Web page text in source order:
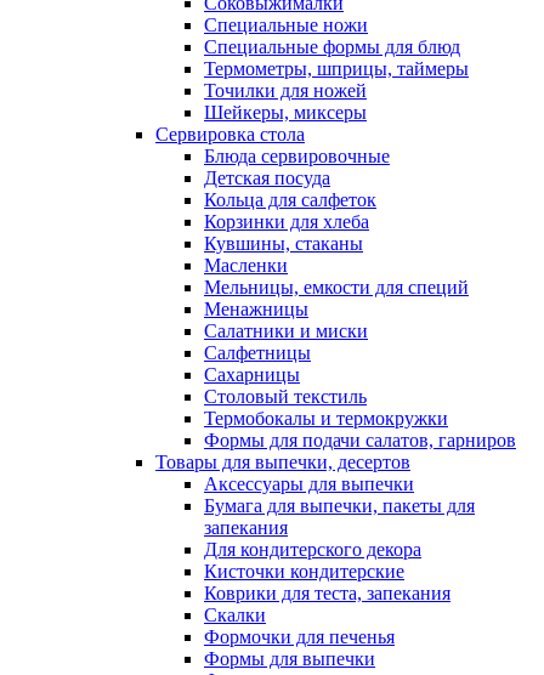
Специальные ножи
Специальные формы для блюд
Термометры, шприцы, таймеры
Точилки для ножей
Шейкеры, миксеры
Сервировка стола
Блюда сервировочные
Детская посуда
Кольца для салфеток
Корзинки для хлеба
Кувшины, стаканы
Масленки
Мельницы, емкости для специй
Менажницы
Салатники и миски
Салфетницы
Сахарницы
Столовый текстиль
Термобокалы и термокружки
Формы для подачи салатов, гарниров
Товары для выпечки, десертов
Аксессуары для выпечки
Бумага для выпечки, пакеты для
запекания
Для кондитерского декора
Кисточки кондитерские
Коврики для теста, запекания
Скалки
Формочки для печенья
Формы для выпечки